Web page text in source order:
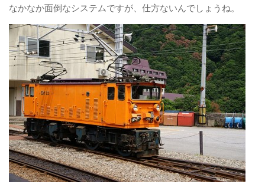
なかなか面倒なシステムですが、仕方ないんでしょうね。